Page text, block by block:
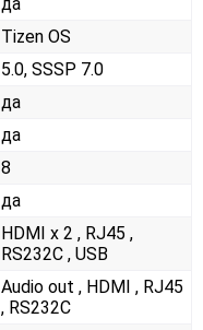
Tizen OS
5.0, SSSP 7.0
да
да
8
да
HDMI x 2 , RJ45 ,
RS232С , USB
Audio out , HDMI , RJ45
, RS232С